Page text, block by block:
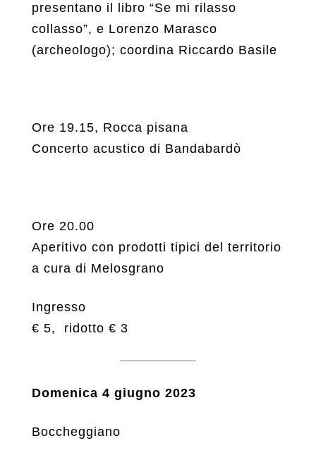
presentano il libro “Se mi rilasso
collasso”, e Lorenzo Marasco
(archeologo); coordina Riccardo Basile
Ore 19.15, Rocca pisana
Concerto acustico di Bandabardò
Ore 20.00
Aperitivo con prodotti tipici del territorio
a cura di Melosgrano
Ingresso
€ 5, ridotto € 3
Domenica 4 giugno 2023
Boccheggiano